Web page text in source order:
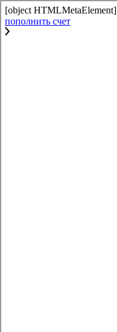
[object HTMLMetaElement]
пополнить счет